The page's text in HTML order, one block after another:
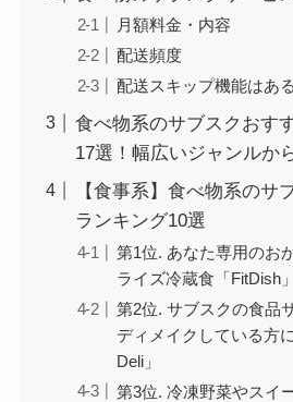
月額料金・内容
配送頻度
配送スキップ機能はあ
食べ物系のサブスクおす
17選！幅広いジャンルか
【食事系】食べ物系のサ
ランキング10選
第1位. あなた専用のお
ライズ冷蔵食「FitDish」
第2位. サブスクの食品
ディメイクしている方
Deli」
第3位. 冷凍野菜やスイ